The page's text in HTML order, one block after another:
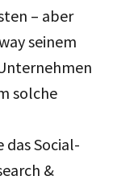
– aber
seinem
solche
Social-
&